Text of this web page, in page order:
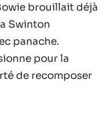
brouillait déjà
Swinton
panache.
pour la
de recomposer